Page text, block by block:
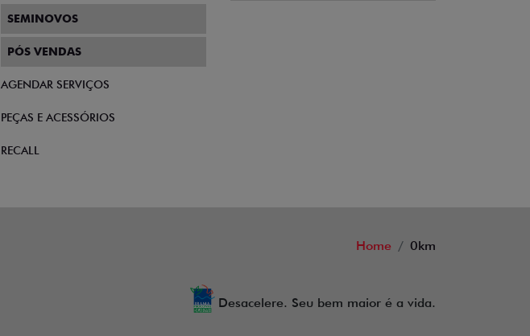
SEMINOVOS
PÓS VENDAS
AGENDAR SERVIÇOS
PEÇAS E ACESSÓRIOS
RECALL
Home 0km
Desacelere. Seu bem maior é a vida.